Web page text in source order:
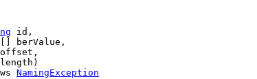
id,
berValue,
NamingException